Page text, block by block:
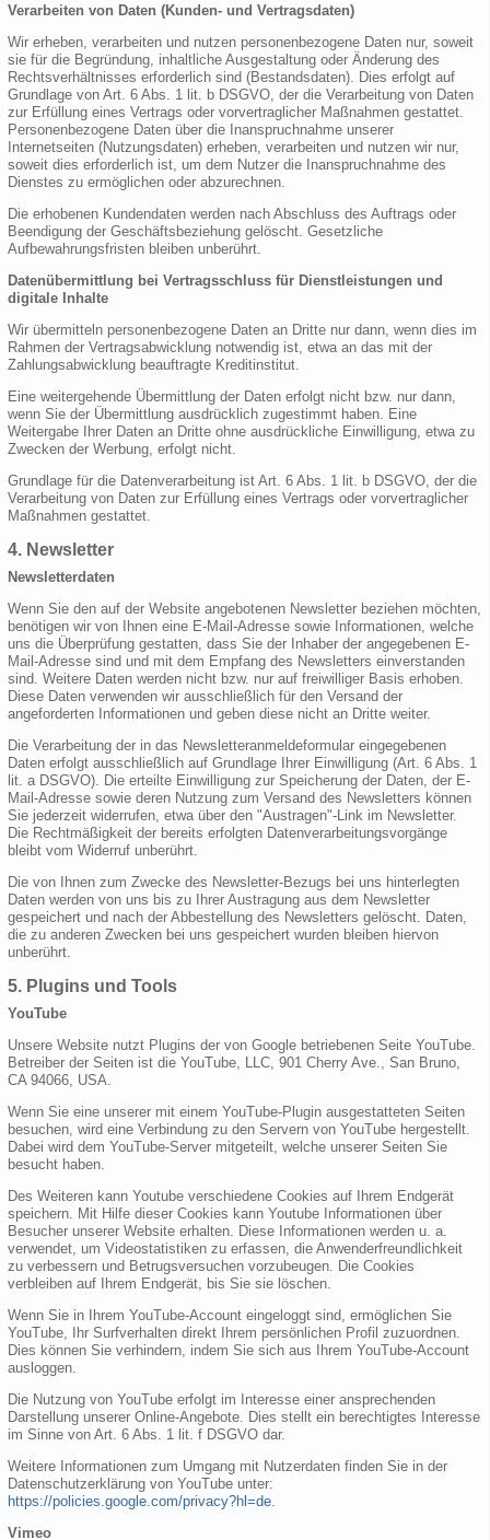
Verarbeiten von Daten (Kunden- und Vertragsdaten)
Wir erheben, verarbeiten und nutzen personenbezogene Daten nur, soweit
sie für die Begründung, inhaltliche Ausgestaltung oder Änderung des
Rechtsverhältnisses erforderlich sind (Bestandsdaten). Dies erfolgt auf
Grundlage von Art. 6 Abs. 1 lit. b DSGVO, der die Verarbeitung von Daten
zur Erfüllung eines Vertrags oder vorvertraglicher Maßnahmen gestattet.
Personenbezogene Daten über die Inanspruchnahme unserer
Internetseiten (Nutzungsdaten) erheben, verarbeiten und nutzen wir nur,
soweit dies erforderlich ist, um dem Nutzer die Inanspruchnahme des
Dienstes zu ermöglichen oder abzurechnen.
Die erhobenen Kundendaten werden nach Abschluss des Auftrags oder
Beendigung der Geschäftsbeziehung gelöscht. Gesetzliche
Aufbewahrungsfristen bleiben unberührt.
Datenübermittlung bei Vertragsschluss für Dienstleistungen und
digitale Inhalte
Wir übermitteln personenbezogene Daten an Dritte nur dann, wenn dies im
Rahmen der Vertragsabwicklung notwendig ist, etwa an das mit der
Zahlungsabwicklung beauftragte Kreditinstitut.
Eine weitergehende Übermittlung der Daten erfolgt nicht bzw. nur dann,
wenn Sie der Übermittlung ausdrücklich zugestimmt haben. Eine
Weitergabe Ihrer Daten an Dritte ohne ausdrückliche Einwilligung, etwa zu
Zwecken der Werbung, erfolgt nicht.
Grundlage für die Datenverarbeitung ist Art. 6 Abs. 1 lit. b DSGVO, der die
Verarbeitung von Daten zur Erfüllung eines Vertrags oder vorvertraglicher
Maßnahmen gestattet.
4. Newsletter
Newsletterdaten
Wenn Sie den auf der Website angebotenen Newsletter beziehen möchten,
benötigen wir von Ihnen eine E-Mail-Adresse sowie Informationen, welche
uns die Überprüfung gestatten, dass Sie der Inhaber der angegebenen E-
Mail-Adresse sind und mit dem Empfang des Newsletters einverstanden
sind. Weitere Daten werden nicht bzw. nur auf freiwilliger Basis erhoben.
Diese Daten verwenden wir ausschließlich für den Versand der
angeforderten Informationen und geben diese nicht an Dritte weiter.
Die Verarbeitung der in das Newsletteranmeldeformular eingegebenen
Daten erfolgt ausschließlich auf Grundlage Ihrer Einwilligung (Art. 6 Abs. 1
lit. a DSGVO). Die erteilte Einwilligung zur Speicherung der Daten, der E-
Mail-Adresse sowie deren Nutzung zum Versand des Newsletters können
Sie jederzeit widerrufen, etwa über den "Austragen"-Link im Newsletter.
Die Rechtmäßigkeit der bereits erfolgten Datenverarbeitungsvorgänge
bleibt vom Widerruf unberührt.
Die von Ihnen zum Zwecke des Newsletter-Bezugs bei uns hinterlegten
Daten werden von uns bis zu Ihrer Austragung aus dem Newsletter
gespeichert und nach der Abbestellung des Newsletters gelöscht. Daten,
die zu anderen Zwecken bei uns gespeichert wurden bleiben hiervon
unberührt.
5. Plugins und Tools
YouTube
Unsere Website nutzt Plugins der von Google betriebenen Seite YouTube.
Betreiber der Seiten ist die YouTube, LLC, 901 Cherry Ave., San Bruno,
CA 94066, USA.
Wenn Sie eine unserer mit einem YouTube-Plugin ausgestatteten Seiten
besuchen, wird eine Verbindung zu den Servern von YouTube hergestellt.
Dabei wird dem YouTube-Server mitgeteilt, welche unserer Seiten Sie
besucht haben.
Des Weiteren kann Youtube verschiedene Cookies auf Ihrem Endgerät
speichern. Mit Hilfe dieser Cookies kann Youtube Informationen über
Besucher unserer Website erhalten. Diese Informationen werden u. a.
verwendet, um Videostatistiken zu erfassen, die Anwenderfreundlichkeit
zu verbessern und Betrugsversuchen vorzubeugen. Die Cookies
verbleiben auf Ihrem Endgerät, bis Sie sie löschen.
Wenn Sie in Ihrem YouTube-Account eingeloggt sind, ermöglichen Sie
YouTube, Ihr Surfverhalten direkt Ihrem persönlichen Profil zuzuordnen.
Dies können Sie verhindern, indem Sie sich aus Ihrem YouTube-Account
ausloggen.
Die Nutzung von YouTube erfolgt im Interesse einer ansprechenden
Darstellung unserer Online-Angebote. Dies stellt ein berechtigtes Interesse
im Sinne von Art. 6 Abs. 1 lit. f DSGVO dar.
Weitere Informationen zum Umgang mit Nutzerdaten finden Sie in der
Datenschutzerklärung von YouTube unter:
https://policies.google.com/privacy?hl=de
Vimeo